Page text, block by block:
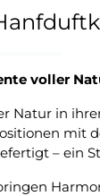
voller
Natur in
mit
– ein